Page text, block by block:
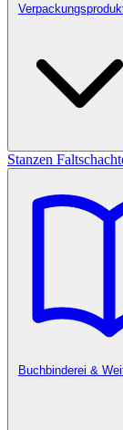
Stanzen
Buchbinderei &